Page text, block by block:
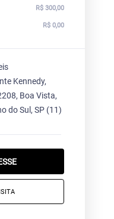
R$ 300,00
R$ 0,00
Kennedy,
Boa Vista,
do Sul, SP (11)